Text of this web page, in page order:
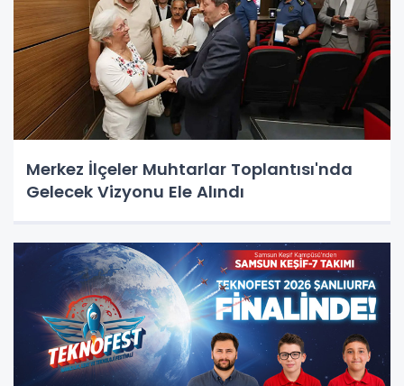
Merkez İlçeler Muhtarlar Toplantısı'nda
Gelecek Vizyonu Ele Alındı